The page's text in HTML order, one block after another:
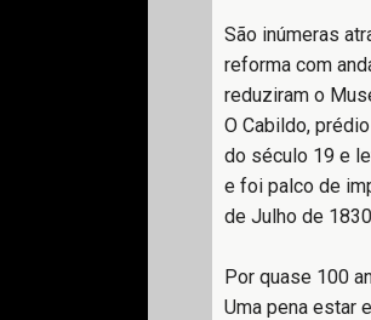
São inúmeras
reforma com
reduziram o
O Cabildo,
do século 19 e
e foi palco de
de Julho de
Por quase 100
Uma pena estar